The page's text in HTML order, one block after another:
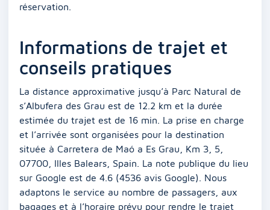
réservation.
Informations de trajet et
conseils pratiques
La distance approximative jusqu’à Parc Natural de
s’Albufera des Grau est de 12.2 km et la durée
estimée du trajet est de 16 min. La prise en charge
et l’arrivée sont organisées pour la destination
située à Carretera de Maó a Es Grau, Km 3, 5,
07700, Illes Balears, Spain. La note publique du lieu
sur Google est de 4.6 (4536 avis Google). Nous
adaptons le service au nombre de passagers, aux
bagages et à l’horaire prévu pour rendre le trajet